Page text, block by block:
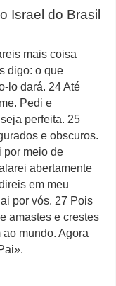
Israel do Brasil
mais coisa
digo: o que
lo dará. 24 Até
Pedi e
perfeita. 25
e obscuros.
por meio de
abertamente
em meu
por vós. 27 Pois
amastes e crestes
mundo. Agora